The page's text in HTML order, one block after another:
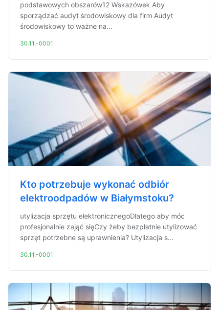
podstawowych obszarów12 Wskazówek Aby
sporządzać audyt środowiskowy dla firm Audyt
środowiskowy to ważne na...
30.11.-0001
Kto potrzebuje wykonać odbiór
elektroodpadów w Białymstoku?
utylizacja sprzętu elektronicznegoDlatego aby móc
profesjonalnie zająć sięCzy żeby bezpłatnie utylizować
sprzęt potrzebne są uprawnienia? Utylizacja s...
30.11.-0001